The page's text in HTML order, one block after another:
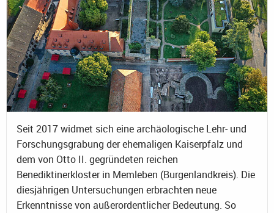
Seit 2017 widmet sich eine archäologische Lehr- und
Forschungsgrabung der ehemaligen Kaiserpfalz und
dem von Otto II. gegründeten reichen
Benediktinerkloster in Memleben (Burgenlandkreis). Die
diesjährigen Untersuchungen erbrachten neue
Erkenntnisse von außerordentlicher Bedeutung. So